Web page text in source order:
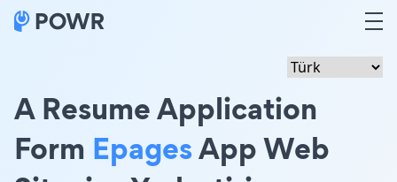
A Resume Application
Form EpagesApp Web